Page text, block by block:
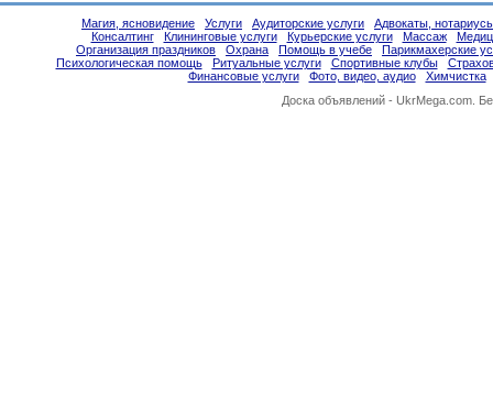
Магия, ясновидение Услуги Аудиторские услуги
Адвокаты,
Консалтинг
Клининговые услуги Курьерские услуги Массаж
Организация праздников
Охрана Помощь в учебе
Парикмахерские
Психологическая помощь
Ритуальные услуги Спортивные клубы
Финансовые услуги
Фото, видео, аудио
Химчистка
Доска объявлений - UkrMega.com.